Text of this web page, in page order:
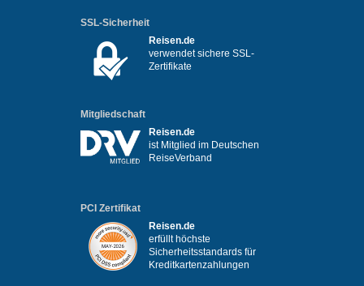
SSL-Sicherheit
Reisen.de
verwendet sichere SSL-
Zertifikate
Mitgliedschaft
Reisen.de
ist Mitglied im Deutschen
ReiseVerband
PCI Zertifikat
Reisen.de
erfüllt höchste
Sicherheitsstandards für
Kreditkartenzahlungen